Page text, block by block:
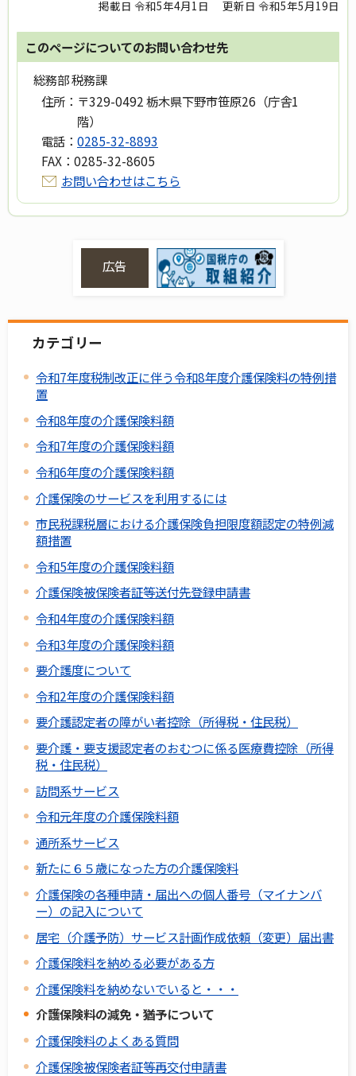
掲載日 令和5年4月1日 更新日 令和5年5月19日
このページについてのお問い合わせ先
総務部 税務課
住所： 〒329-0492 栃木県下野市笹原26（庁舎1
階）
電話： 0285-32-8893
FAX： 0285-32-8605
お問い合わせはこちら
広告
カテゴリー
令和7年度税制改正に伴う令和8年度介護保険料の特例措
置
令和8年度の介護保険料額
令和7年度の介護保険料額
令和6年度の介護保険料額
介護保険のサービスを利用するには
市民税課税層における介護保険負担限度額認定の特例減
額措置
令和5年度の介護保険料額
介護保険被保険者証等送付先登録申請書
令和4年度の介護保険料額
令和3年度の介護保険料額
要介護度について
令和2年度の介護保険料額
要介護認定者の障がい者控除（所得税・住民税）
要介護・要支援認定者のおむつに係る医療費控除（所得
税・住民税）
訪問系サービス
令和元年度の介護保険料額
通所系サービス
新たに６５歳になった方の介護保険料
介護保険の各種申請・届出への個人番号（マイナンバ
ー）の記入について
居宅（介護予防）サービス計画作成依頼（変更）届出書
介護保険料を納める必要がある方
介護保険料を納めないでいると・・・
介護保険料の減免・猶予について
介護保険料のよくある質問
介護保険被保険者証等再交付申請書